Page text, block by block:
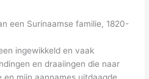
een Surinaamse familie, 1820-
ingewikkeld en vaak
en draaiingen die naar